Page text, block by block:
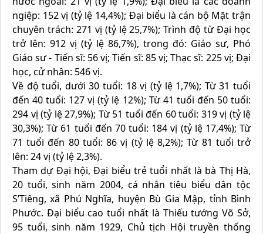
ngiệp: 152 vị (tỷ lệ 14,4%); Đại biểu là cán bộ Mặt trận
chuyên trách: 271 vị (tỷ lệ 25,7%); Trình độ từ Đại học
trở lên: 912 vị (tỷ lệ 86,7%), trong đó: Giáo sư, Phó
Giáo sư - Tiến sĩ: 56 vị; Tiến sĩ: 85 vị; Thạc sĩ: 225 vị; Đại
học, cử nhân: 546 vị.
Về độ tuổi, dưới 30 tuổi: 18 vị (tỷ lệ 1,7%); Từ 31 tuổi
đến 40 tuổi: 127 vị (tỷ lệ 12%); Từ 41 tuổi đến 50 tuổi:
294 vị (tỷ lệ 27,9%); Từ 51 tuổi đến 60 tuổi: 319 vị (tỷ lệ
30,3%); Từ 61 tuổi đến 70 tuổi: 184 vị (tỷ lệ 17,4%); Từ
71 tuổi đến 80 tuổi: 86 vị (tỷ lệ 8,2%); Từ 81 tuổi trở
lên: 24 vị (tỷ lệ 2,3%).
Tham dự Đại hội, Đại biểu trẻ tuổi nhất là bà Thị Hà,
20 tuổi, sinh năm 2004, cá nhân tiêu biểu dân tộc
S’Tiêng, xã Phú Nghĩa, huyện Bù Gia Mập, tỉnh Bình
Phước. Đại biểu cao tuổi nhất là Thiếu tướng Võ Sở,
95 tuổi, sinh năm 1929, Chủ tịch Hội truyền thống